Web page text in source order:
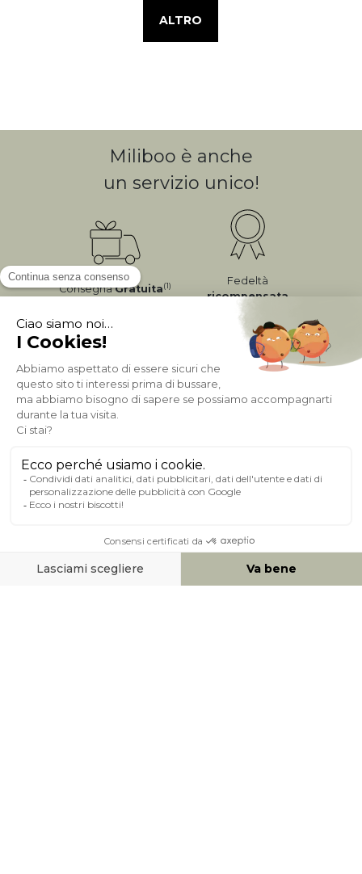
ALTRO
Miliboo è anche
un servizio unico!
ConsegnaGratuita(1)
Fedeltà
ricompensata
Pagamento sicuro
A PROPOSITO DI MILIBOO
AIUTO & CONTATTO